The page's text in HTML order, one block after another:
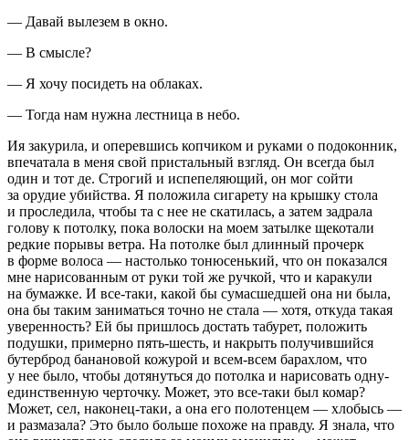
— Давай вылезем в окно.
— В смысле?
— Я хочу посидеть на облаках.
— Тогда нам нужна лестница в небо.
Ия закурила, и оперевшись копчиком и руками о подоконник,
впечатала в меня свой пристальный взгляд. Он всегда был
один и тот де. Строгий и испепеляющий, он мог сойти
за орудие убийства. Я положила сигарету на крышку стола
и проследила, чтобы та с нее не скатилась, а затем задрала
голову к потолку, пока волоски на моем затылке щекотали
редкие порывы ветра. На потолке был длинный прочерк
в форме волоса — настолько тонюсенький, что он показался
мне нарисованным от руки той же ручкой, что и каракули
на бумажке. И все-таки, какой бы сумасшедшей она ни была,
она бы таким заниматься точно не стала — хотя, откуда такая
уверенность? Ей бы пришлось достать табурет, положить
подушки, примерно пять-шесть, и накрыть получившийся
бутерброд банановой кожурой и всем-всем барахлом, что
у нее было, чтобы дотянуться до потолка и нарисовать одну-
единственную черточку. Может, это все-таки был комар?
Может, сел, наконец-таки, а она его полотенцем — хлобысь —
и размазала? Это было больше похоже на правду. Я знала, что